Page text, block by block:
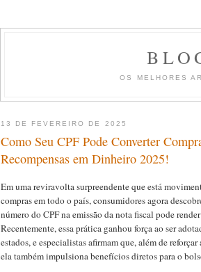
OS MELHORES
13 DE FEVEREIRO DE 2025
Como Seu CPF Pode Converter
Recompensas em Dinheiro 2025!
Em uma reviravolta surpreendente que está
compras em todo o país, consumidores agora
número do CPF na emissão da nota fiscal pode
Recentemente, essa prática ganhou força ao ser
estados, e especialistas afirmam que, além de
ela também impulsiona benefícios diretos para o